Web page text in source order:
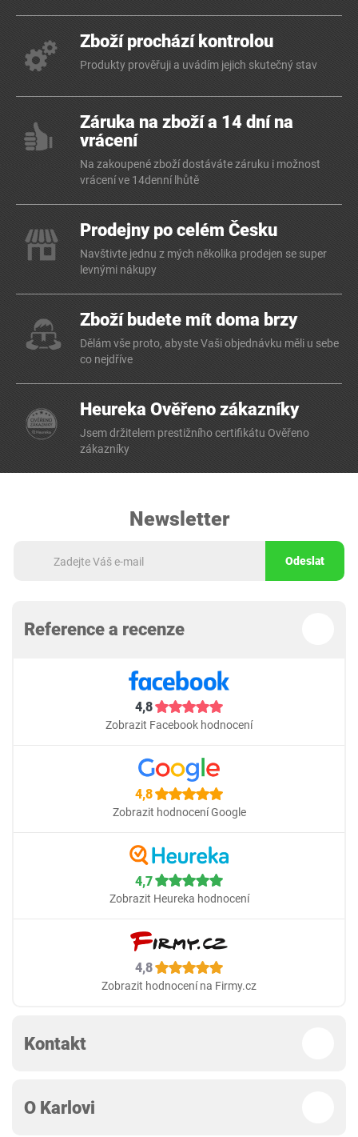
Zboží prochází kontrolou
Produkty prověřuji a uvádím jejich skutečný stav
Záruka na zboží a 14 dní na
vrácení
Na zakoupené zboží dostáváte záruku i možnost
vrácení ve 14denní lhůtě
Prodejny po celém Česku
Navštivte jednu z mých několika prodejen se super
levnými nákupy
Zboží budete mít doma brzy
Dělám vše proto, abyste Vaši objednávku měli u sebe
co nejdříve
Heureka Ověřeno zákazníky
Jsem držitelem prestižního certifikátu Ověřeno
zákazníky
Newsletter
Odeslat
Reference a recenze
4,8
Zobrazit Facebook hodnocení
4,8
Zobrazit hodnocení Google
4,7
Zobrazit Heureka hodnocení
4,8
Zobrazit hodnocení na Firmy.cz
Kontakt
O Karlovi